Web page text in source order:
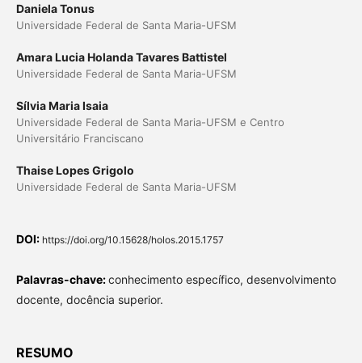
Daniela Tonus
Universidade Federal de Santa Maria-UFSM
Amara Lucia Holanda Tavares Battistel
Universidade Federal de Santa Maria-UFSM
Sílvia Maria Isaia
Universidade Federal de Santa Maria-UFSM e Centro
Universitário Franciscano
Thaise Lopes Grigolo
Universidade Federal de Santa Maria-UFSM
DOI: https://doi.org/10.15628/holos.2015.1757
Palavras-chave:conhecimento específico, desenvolvimento
docente, docência superior.
RESUMO